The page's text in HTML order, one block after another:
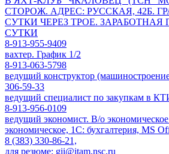
СТОРОЖ. АДРЕС: РУССКАЯ, 42Б.
СУТКИ ЧЕРЕЗ ТРОЕ. ЗАРАБОТНАЯ
СУТКИ
8-913-955-9409
вахтер. График 1/2
8-913-063-5798
ведущий конструктор
306-59-33
ведущий специалист по закупкам в
8-913-956-0109
ведущий экономист. В/о
экономическое, 1С: бухгалтерия, MS
8 (383) 330-86-21,
для резюме: gii@itam.nsc.ru